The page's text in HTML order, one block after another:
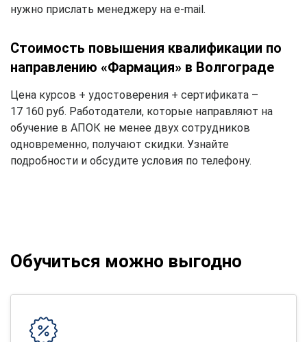
нужно прислать менеджеру на e-mail.
Стоимость повышения квалификации по
направлению «Фармация» в Волгограде
Цена курсов + удостоверения + сертификата –
17 160 руб. Работодатели, которые направляют на
обучение в АПОК не менее двух сотрудников
одновременно, получают скидки. Узнайте
подробности и обсудите условия по телефону.
Обучиться можно выгодно